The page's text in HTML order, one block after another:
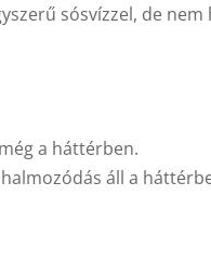
sósvízzel, de nem
a háttérben.
áll a